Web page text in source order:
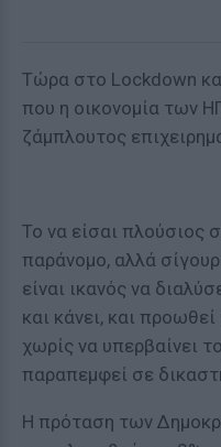
Τώρα στο Lockdown
που η οικονομία των
ζάμπλουτος
Το να είσαι πλούσιος
παράνομο, αλλά
είναι ικανός να
και κάνει, και
χωρίς να υπερβαίνει
παραπεμφεί σε
Η πρόταση των